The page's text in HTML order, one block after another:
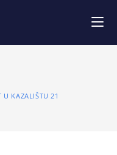
KAZALIŠTU 21